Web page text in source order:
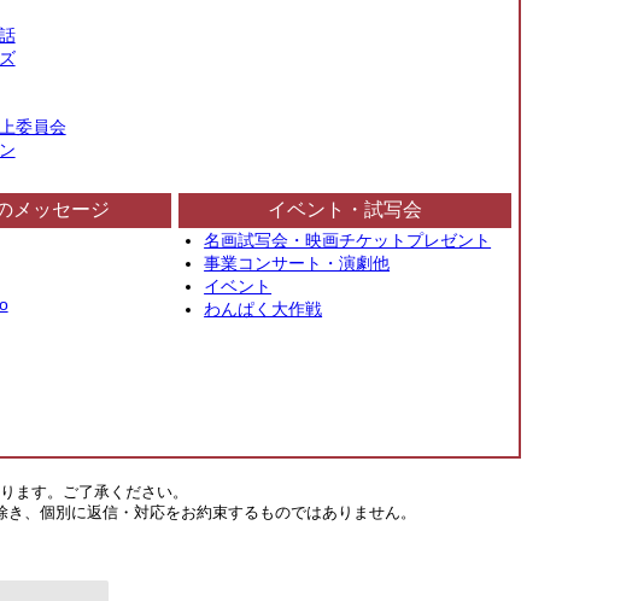
委員会
メッセージ イベント・試写会
名画試写会・映画チケットプレゼント
事業コンサート・演劇他
イベント
わんぱく大作戦
ます。ご了承ください。
、個別に返信・対応をお約束するものではありません。